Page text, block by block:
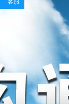
客服